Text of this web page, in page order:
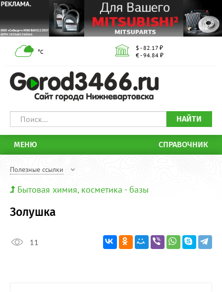
°С
$ - 82.17 ₽
€ - 94.84 ₽
НАЙТИ
МЕНЮ СПРАВОЧНИК
Полезные ссылки
Бытовая химия, косметика - базы
Золушка
11